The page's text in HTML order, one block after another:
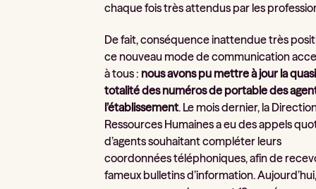
chaque fois très attendus par les
De fait, conséquence inattendue très
ce nouveau mode de communication
à tous : nous avons pu mettre à jour la
totalité des numéros de portable des
l’établissement. Le mois dernier, la
Ressources Humaines a eu des appels
d’agents souhaitant compléter leurs
coordonnées téléphoniques, afin de
fameux bulletins d’information.